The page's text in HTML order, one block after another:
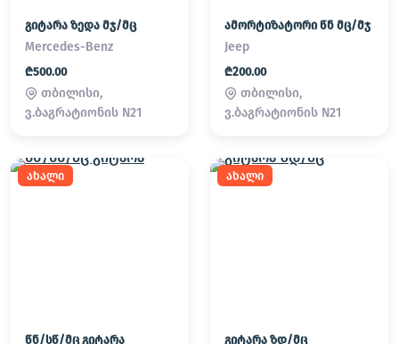
გიტარა ზედა მჯ/მც
Mercedes-Benz
₾500.00
თბილისი,
ვ.ბაგრატიონის N21
ამორტიზატორი წნ მც/მჯ
Jeep
₾200.00
თბილისი,
ვ.ბაგრატიონის N21
ახალი
წნ/სწ/მც გიტარა
ახალი
გიტარა ზდ/მც